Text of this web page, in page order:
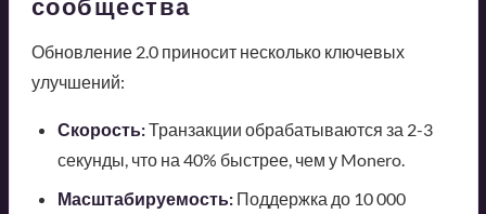
сообщества
Обновление 2.0 приносит несколько ключевых
улучшений:
Скорость:Транзакции обрабатываются за 2-3
секунды, что на 40% быстрее, чем у Monero.
Масштабируемость:Поддержка до 10 000